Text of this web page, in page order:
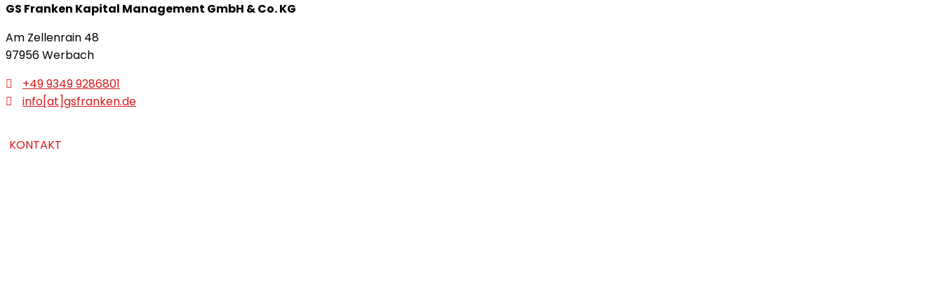
GS Franken Kapital Management GmbH & Co. KG
Am Zellenrain 48
97956 Werbach
+49 9349 9286801
info[at]gsfranken.de
KONTAKT